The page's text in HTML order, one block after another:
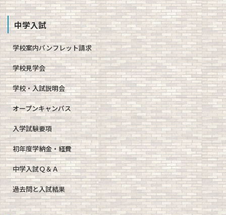
中学入試
学校案内パンフレット請求
学校見学会
学校・入試説明会
オープンキャンパス
入学試験要項
初年度学納金・経費
中学入試Ｑ＆Ａ
過去問と入試結果